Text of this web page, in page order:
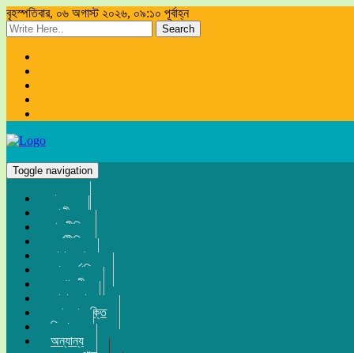
বৃহস্পতিবার, ০৬ অগাস্ট ২০২৬, ০৯:১০ পূর্বাহ্ন
Search
Toggle navigation
প্রচ্ছদ
জাতীয়
রাজনীতি
অর্থনীতি
সারা দেশ
আন্তর্জাতিক
সম্পাদকীয়
খেলা-ধুলা
তথ্য-প্রযুক্তি
বিনোদন
অন্যান্য